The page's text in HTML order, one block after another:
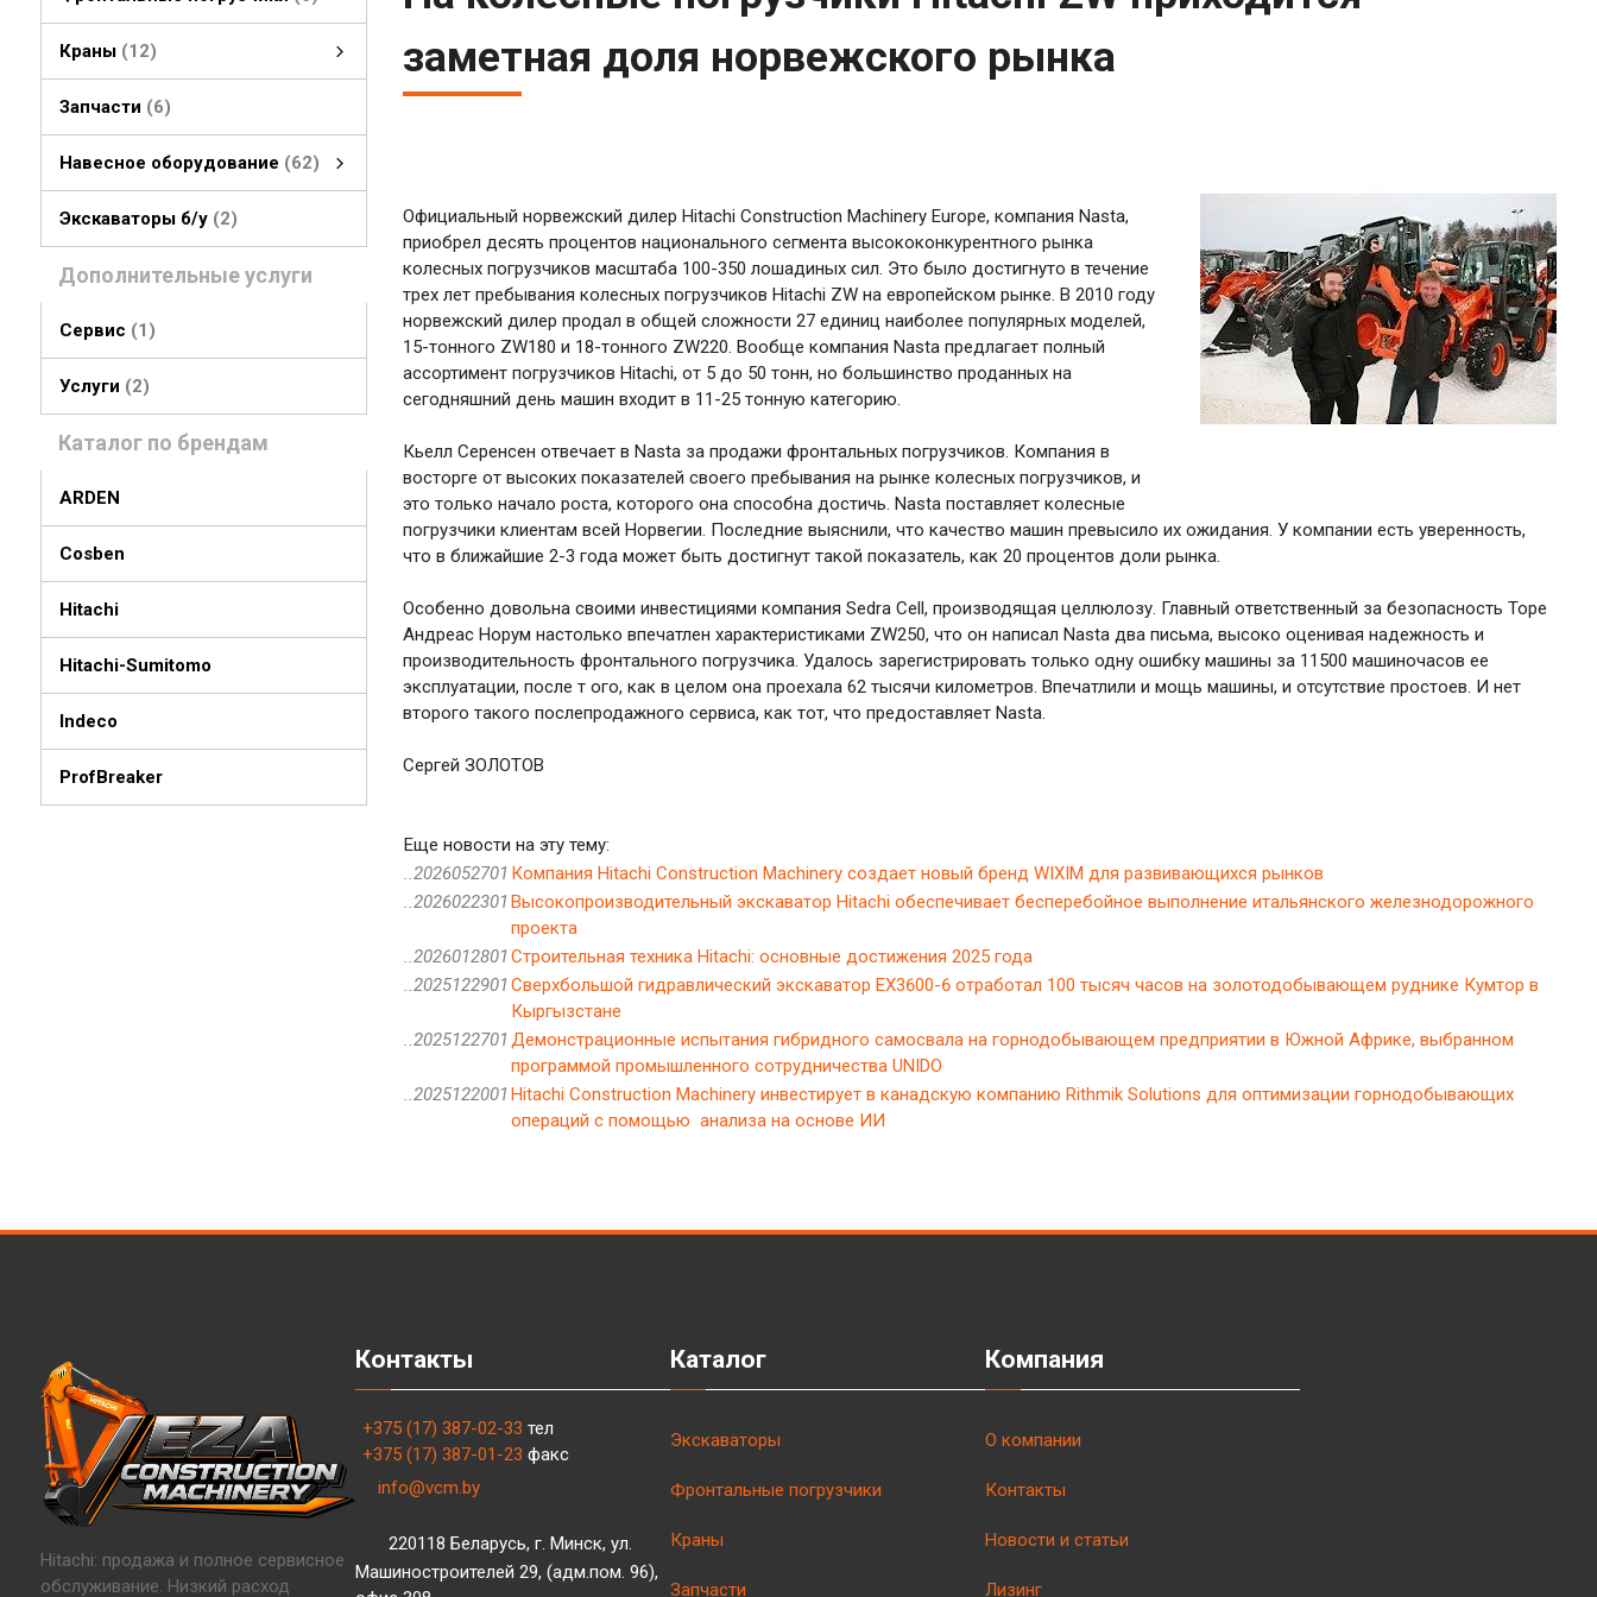
Краны 12
Запчасти 6
Навесное оборудование 62
Экскаваторы б/у 2
Дополнительные услуги
Сервис 1
Услуги 2
Каталог по брендам
ARDEN
Cosben
Hitachi
Hitachi-Sumitomo
Indeco
ProfBreaker
заметная доля норвежского рынка
Официальный норвежский дилер Hitachi Construction Machinery Europe, компания Nasta,
приобрел десять процентов национального сегмента высококонкурентного рынка
колесных погрузчиков масштаба 100-350 лошадиных сил. Это было достигнуто в течение
трех лет пребывания колесных погрузчиков Hitachi ZW на европейском рынке. В 2010 году
норвежский дилер продал в общей сложности 27 единиц наиболее популярных моделей,
15-тонного ZW180 и 18-тонного ZW220. Вообще компания Nasta предлагает полный
ассортимент погрузчиков Hitachi, от 5 до 50 тонн, но большинство проданных на
сегодняшний день машин входит в 11-25 тонную категорию.
Кьелл Серенсен отвечает в Nasta за продажи фронтальных погрузчиков. Компания в
восторге от высоких показателей своего пребывания на рынке колесных погрузчиков, и
это только начало роста, которого она способна достичь. Nasta поставляет колесные
погрузчики клиентам всей Норвегии. Последние выяснили, что качество машин превысило их ожидания. У компании есть уверенность,
что в ближайшие 2-3 года может быть достигнут такой показатель, как 20 процентов доли рынка.
Особенно довольна своими инвестициями компания Sedra Cell, производящая целлюлозу. Главный ответственный за безопасность Торе
Андреас Норум настолько впечатлен характеристиками ZW250, что он написал Nasta два письма, высоко оценивая надежность и
производительность фронтального погрузчика. Удалось зарегистрировать только одну ошибку машины за 11500 машиночасов ее
эксплуатации, после т ого, как в целом она проехала 62 тысячи километров. Впечатлили и мощь машины, и отсутствие простоев. И нет
второго такого послепродажного сервиса, как тот, что предоставляет Nasta.
Сергей ЗОЛОТОВ
Еще новости на эту тему:
..2026052701 Компания Hitachi Construction Machinery создает новый бренд WIXIM для развивающихся рынков
..2026022301 Высокопроизводительный экскаватор Hitachi обеспечивает бесперебойное выполнение итальянского железнодорожного
проекта
..2026012801 Строительная техника Hitachi: основные достижения 2025 года
..2025122901 Сверхбольшой гидравлический экскаватор EX3600-6 отработал 100 тысяч часов на золотодобывающем руднике Кумтор в
Кыргызстане
..2025122701 Демонстрационные испытания гибридного самосвала на горнодобывающем предприятии в Южной Африке, выбранном
программой промышленного сотрудничества UNIDO
..2025122001 Hitachi Construction Machinery инвестирует в канадскую компанию Rithmik Solutions для оптимизации горнодобывающих
операций с помощью анализа на основе ИИ
Hitachi: продажа и полное сервисное
обслуживание. Низкий расход
Контакты
+375 (17) 387-02-33 тел
+375 (17) 387-01-23 факс
info@vcm.by
220118 Беларусь, г. Минск, ул.
Машиностроителей 29, (адм.пом. 96),
Каталог
Экскаваторы
Фронтальные погрузчики
Краны
Запчасти
Компания
О компании
Контакты
Новости и статьи
Лизинг